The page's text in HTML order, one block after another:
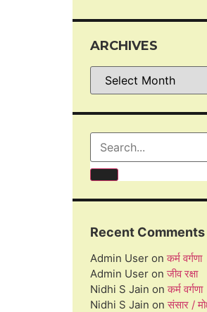
ARCHIVES
Recent Comments
Admin Useronकर्म वर्गणा
Admin Useronजीव रक्षा
Nidhi S Jain onकर्म वर्गणा
Nidhi S Jain onसंसार /